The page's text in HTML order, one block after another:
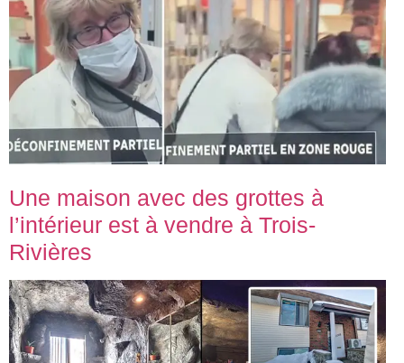
Une maison avec des grottes à
l’intérieur est à vendre à Trois-
Rivières